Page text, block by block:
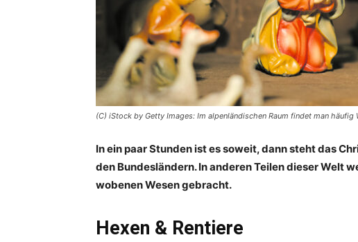
(C) iStock by Getty Images: Im alpenländischen Raum findet man häufig
In ein paar Stunden ist es soweit, dann steht das
den Bundesländern. In anderen Teilen dieser Welt
wobenen Wesen ­gebracht.
Hexen & Rentiere